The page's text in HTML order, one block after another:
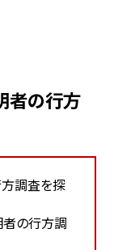
調査を探
の行方調